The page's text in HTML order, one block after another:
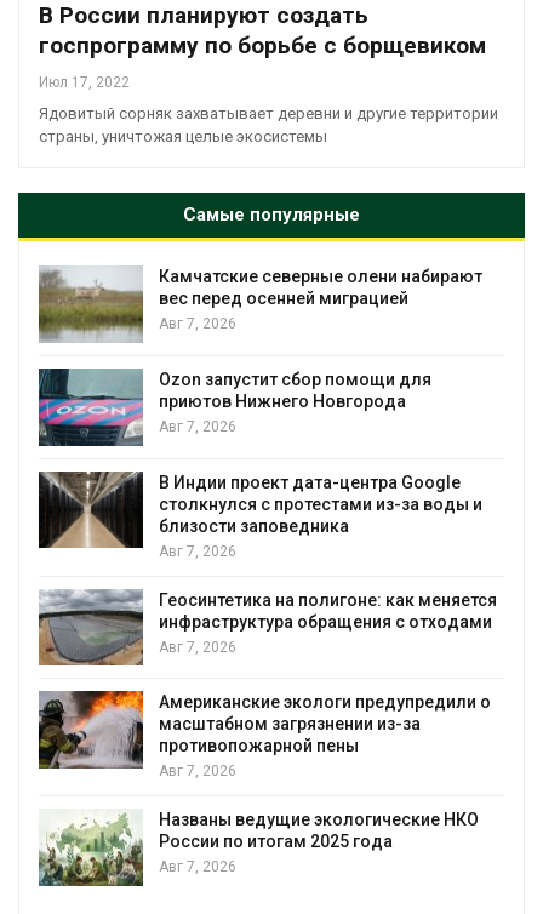
В России планируют создать
госпрограмму по борьбе с борщевиком
Июл 17, 2022
Ядовитый сорняк захватывает деревни и другие территории
страны, уничтожая целые экосистемы
Самые популярные
Камчатские северные олени набирают
вес перед осенней миграцией
Авг 7, 2026
Ozon запустит сбор помощи для
приютов Нижнего Новгорода
Авг 7, 2026
В Индии проект дата-центра Google
столкнулся с протестами из-за воды и
близости заповедника
Авг 7, 2026
Геосинтетика на полигоне: как меняется
инфраструктура обращения с отходами
Авг 7, 2026
Американские экологи предупредили о
масштабном загрязнении из-за
противопожарной пены
Авг 7, 2026
Названы ведущие экологические НКО
России по итогам 2025 года
Авг 7, 2026